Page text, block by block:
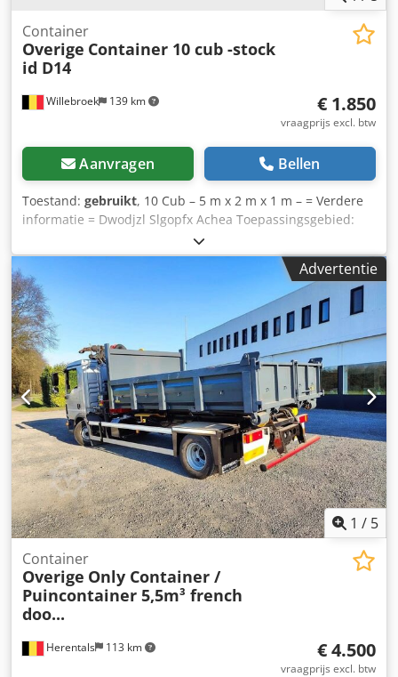
Willebroek 139 km
Container
Overige Container 10 cub -stock
id D14
€ 1.850
vraagprijs excl. btw
Aanvragen Bellen
Toestand: gebruikt, 10 Cub – 5 m x 2 m x 1 m – = Verdere
informatie = Dwodjzl Slgopfx Achea Toepassingsgebied:
Bouw Neem contact op met Miguel Cubas voor meer
informatie. = Bedrijfsinformatie = Wij zijn gevestigd tussen
Antwerpen en Brussel langs de A12, nabij de haven van
Antwerpen. Openingstijden: maandag tot en met vrijdag,
doorlopend van 8.30 tot 19.00 uur.
Advertentie
1 / 5
Herentals 113 km
Container
Overige Only Container /
Puincontainer 5,5m³ french
doo...
€ 4.500
vraagprijs excl. btw